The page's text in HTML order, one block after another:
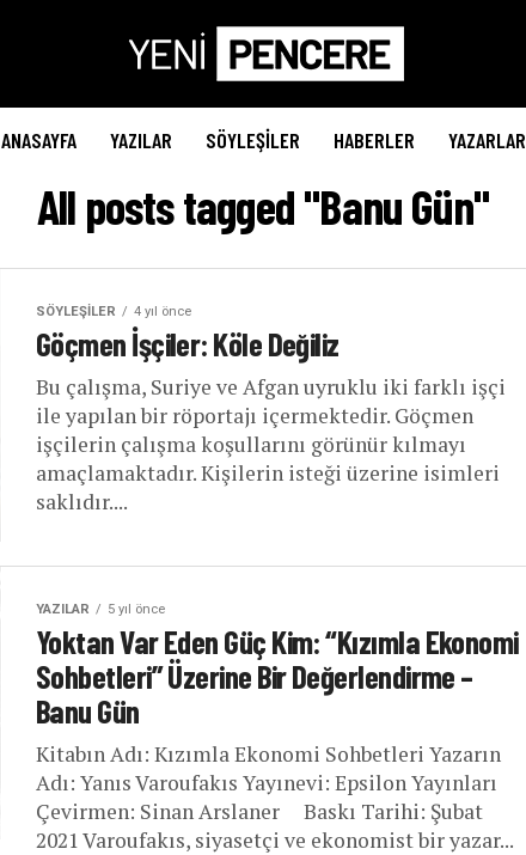
ANASAYFA YAZILAR SÖYLEŞILER HABERLER YAZARLAR
All posts tagged "Banu Gün"
SÖYLEŞILER 4 yıl önce
Göçmen İşçiler: Köle Değiliz
Bu çalışma, Suriye ve Afgan uyruklu iki farklı işçi
ile yapılan bir röportajı içermektedir. Göçmen
işçilerin çalışma koşullarını görünür kılmayı
amaçlamaktadır. Kişilerin isteği üzerine isimleri
saklıdır....
YAZILAR 5 yıl önce
Yoktan Var Eden Güç Kim: “Kızımla Ekonomi
Sohbetleri” Üzerine Bir Değerlendirme –
Banu Gün
Kitabın Adı: Kızımla Ekonomi Sohbetleri Yazarın
Adı: Yanıs Varoufakıs Yayınevi: Epsilon Yayınları
Çevirmen: Sinan Arslaner Baskı Tarihi: Şubat
2021 Varoufakıs, siyasetçi ve ekonomist bir yazar...